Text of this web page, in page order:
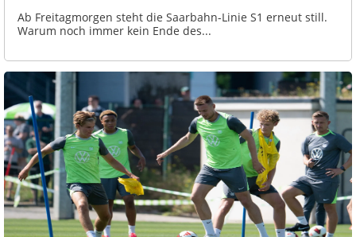
Ab Freitagmorgen steht die Saarbahn-Linie S1 erneut still.
Warum noch immer kein Ende des...